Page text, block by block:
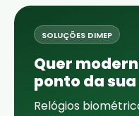
SOLUÇÕES DIMEP
Quer
ponto da
Relógios